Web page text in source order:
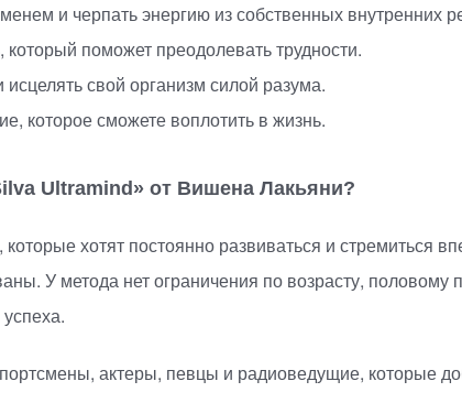
и черпать энергию из собственных внутренних
поможет преодолевать трудности.
свой организм силой разума.
которое сможете воплотить в жизнь.
Ultramind» от Вишена Лакьяни?
хотят постоянно развиваться и стремиться
У метода нет ограничения по возрасту,
актеры, певцы и радиоведущие, которые